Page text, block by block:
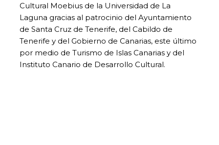
Cultural Moebius de la Universidad de La
Laguna gracias al patrocinio del Ayuntamiento
de Santa Cruz de Tenerife, del Cabildo de
Tenerife y del Gobierno de Canarias, este último
por medio de Turismo de Islas Canarias y del
Instituto Canario de Desarrollo Cultural.